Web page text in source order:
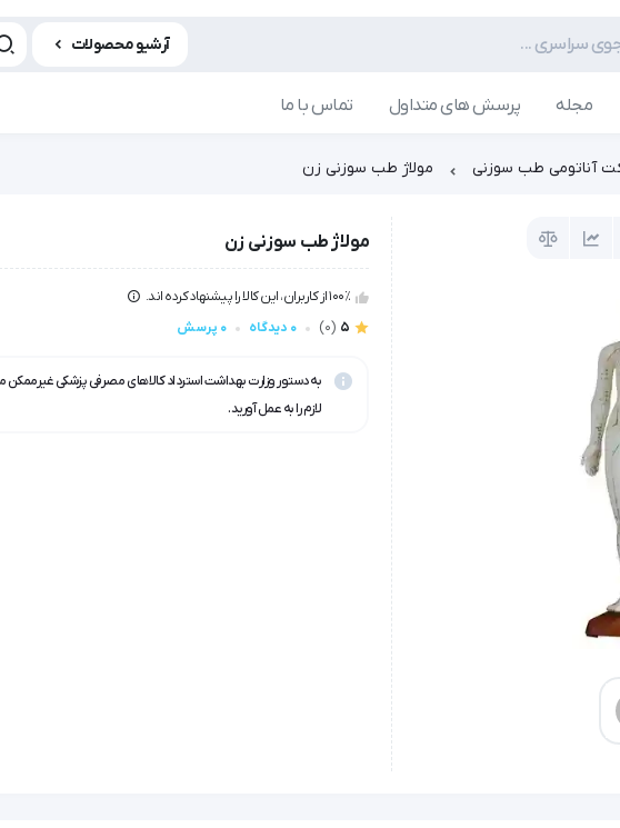
آرشیو محصولات
مجله پرسش های متداول تماس با ما
آناتومی طب سوزنی مولاژ طب سوزنی زن
مولاژ طب سوزنی زن
100٪ از کاربران، این کالا را پیشنهاد کرده اند.
5
(0) 0 دیدگاه 0 پرسش
به دستور وزارت بهداشت استرداد کالاهای مصرفی پزشکی غیرممکن
لازم را به عمل آورید.